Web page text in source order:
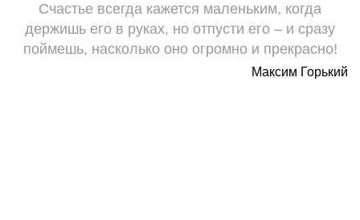
Счастье всегда кажется маленьким, когда
держишь его в руках, но отпусти его – и сразу
поймешь, насколько оно огромно и прекрасно!
Максим Горький